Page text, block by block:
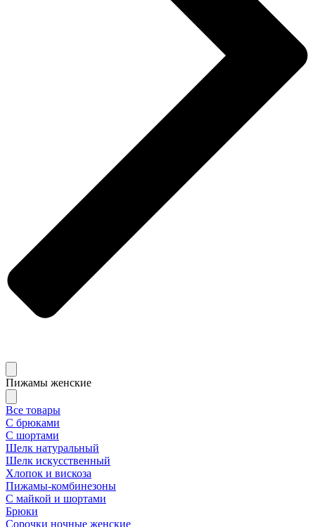
Пижамы женские
Все товары
С брюками
С шортами
Шелк натуральный
Шелк искусственный
Хлопок и вискоза
Пижамы-комбинезоны
С майкой и шортами
Брюки
Сорочки ночные женские